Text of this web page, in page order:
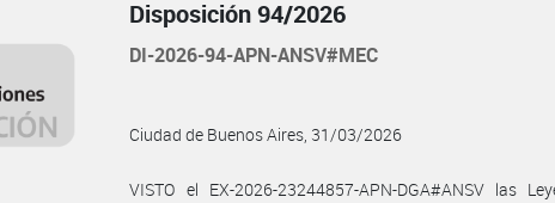
Disposición 94/2026
DI-2026-94-APN-ANSV#MEC
Ciudad de Buenos Aires, 31/03/2026
VISTO el EX-2026-23244857-APN-DGA#ANSV las